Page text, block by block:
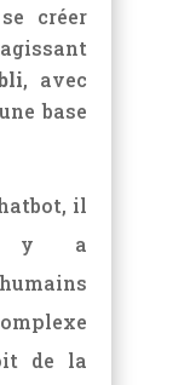
créer
, avec
base
il
y a
de la